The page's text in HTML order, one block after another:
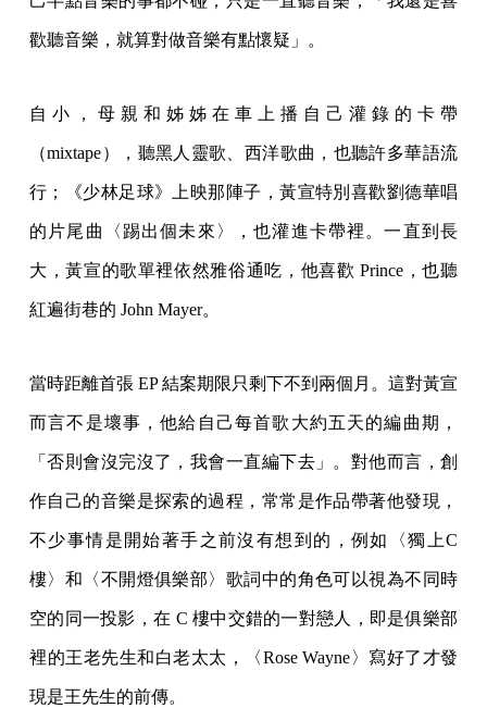
歡聽音樂，就算對做音樂有點懷疑」。
自小，母親和姊姊在車上播自己灌錄的卡帶
（mixtape），聽黑人靈歌、西洋歌曲，也聽許多華語流
行；《少林足球》上映那陣子，黃宣特別喜歡劉德華唱
的片尾曲〈踢出個未來〉，也灌進卡帶裡。一直到長
大，黃宣的歌單裡依然雅俗通吃，他喜歡 Prince，也聽
紅遍街巷的 John Mayer。
當時距離首張 EP 結案期限只剩下不到兩個月。這對黃宣
而言不是壞事，他給自己每首歌大約五天的編曲期，
「否則會沒完沒了，我會一直編下去」。對他而言，創
作自己的音樂是探索的過程，常常是作品帶著他發現，
不少事情是開始著手之前沒有想到的，例如〈獨上C
樓〉和〈不開燈俱樂部〉歌詞中的角色可以視為不同時
空的同一投影，在 C 樓中交錯的一對戀人，即是俱樂部
裡的王老先生和白老太太，〈Rose Wayne〉寫好了才發
現是王先生的前傳。